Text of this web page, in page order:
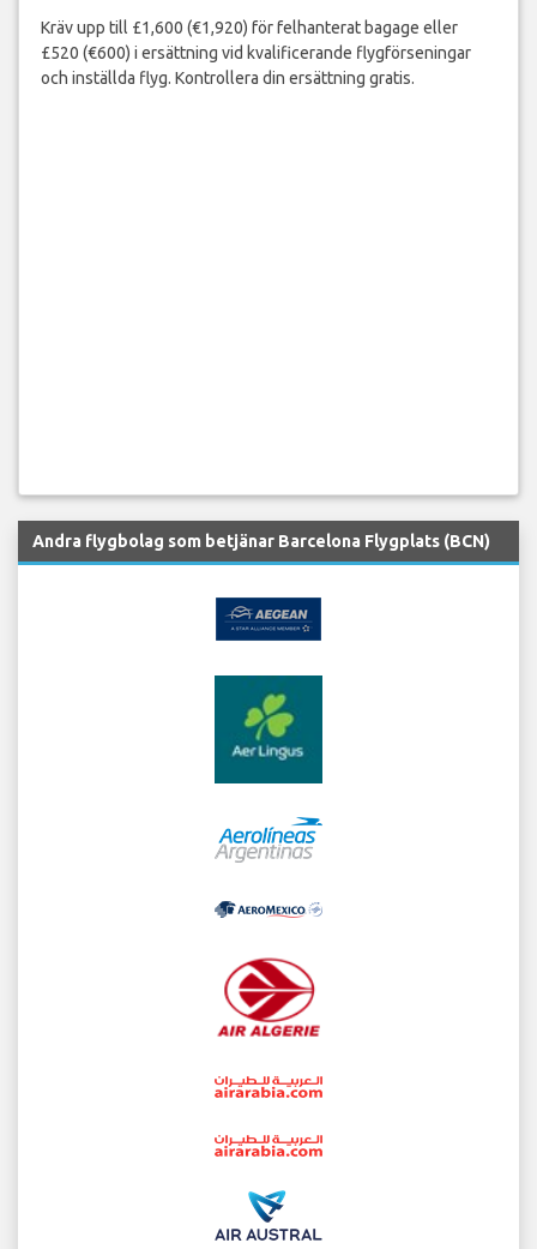
Kräv upp till £1,600 (€1,920) för felhanterat bagage eller
£520 (€600) i ersättning vid kvalificerande flygförseningar
och inställda flyg. Kontrollera din ersättning gratis.
Andra flygbolag som betjänar Barcelona Flygplats (BCN)